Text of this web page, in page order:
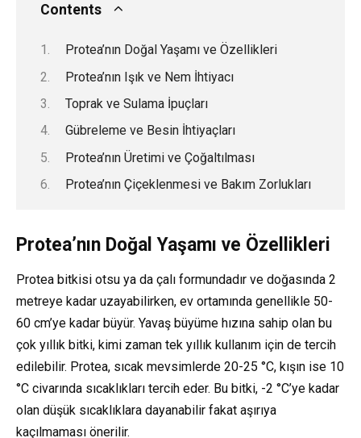
Contents
Protea’nın Doğal Yaşamı ve Özellikleri
Protea’nın Işık ve Nem İhtiyacı
Toprak ve Sulama İpuçları
Gübreleme ve Besin İhtiyaçları
Protea’nın Üretimi ve Çoğaltılması
Protea’nın Çiçeklenmesi ve Bakım Zorlukları
Protea’nın Doğal Yaşamı ve Özellikleri
Protea bitkisi otsu ya da çalı formundadır ve doğasında 2
metreye kadar uzayabilirken, ev ortamında genellikle 50-
60 cm’ye kadar büyür. Yavaş büyüme hızına sahip olan bu
çok yıllık bitki, kimi zaman tek yıllık kullanım için de tercih
edilebilir. Protea, sıcak mevsimlerde 20-25 °C, kışın ise 10
°C civarında sıcaklıkları tercih eder. Bu bitki, -2 °C’ye kadar
olan düşük sıcaklıklara dayanabilir fakat aşırıya
kaçılmaması önerilir.